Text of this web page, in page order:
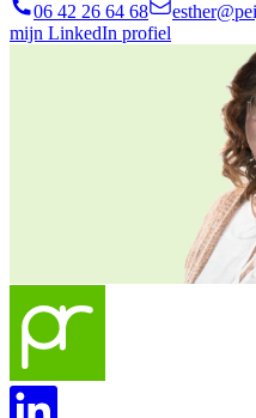
06 42 26 64 68
mijn LinkedIn profiel